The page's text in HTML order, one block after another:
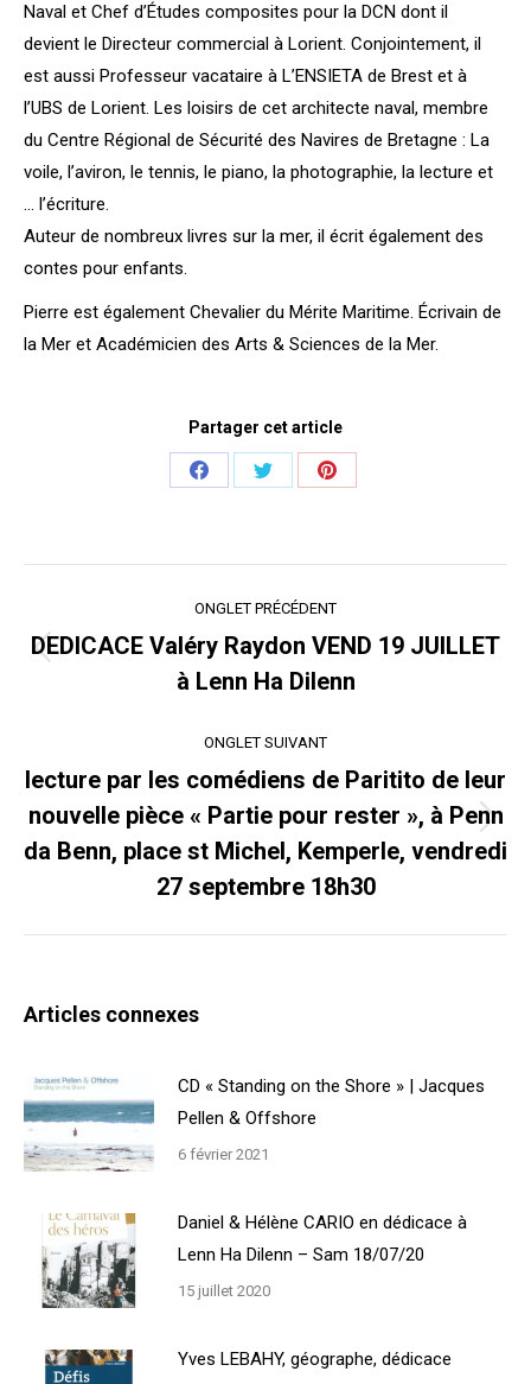
Naval et Chef d’Études composites pour la DCN dont il
devient le Directeur commercial à Lorient. Conjointement, il
est aussi Professeur vacataire à L’ENSIETA de Brest et à
l’UBS de Lorient. Les loisirs de cet architecte naval, membre
du Centre Régional de Sécurité des Navires de Bretagne : La
voile, l’aviron, le tennis, le piano, la photographie, la lecture et
… l’écriture.
Auteur de nombreux livres sur la mer, il écrit également des
contes pour enfants.
Pierre est également Chevalier du Mérite Maritime. Écrivain de
la Mer et Académicien des Arts & Sciences de la Mer.
Partager cet article
Share
Share
Share
de
commentaire
ONGLET PRÉCÉDENT
Onglet
précédent
DEDICACE Valéry Raydon VEND 19 JUILLET
à Lenn Ha Dilenn
ONGLET SUIVANT
Onglet
suivant
lecture par les comédiens de Paritito de leur
nouvelle pièce « Partie pour rester », à Penn
da Benn, place st Michel, Kemperle, vendredi
27 septembre 18h30
Articles connexes
CD « Standing on the Shore » | Jacques
Pellen & Offshore
6 février 2021
Daniel & Hélène CARIO en dédicace à
Lenn Ha Dilenn – Sam 18/07/20
15 juillet 2020
Yves LEBAHY, géographe, dédicace